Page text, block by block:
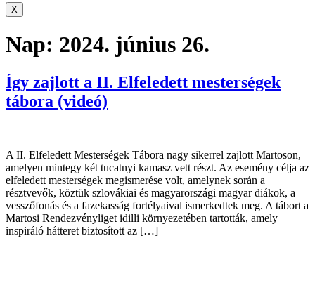
X
Nap: 2024. június 26.
Így zajlott a II. Elfeledett mesterségek
tábora (videó)
A II. Elfeledett Mesterségek Tábora nagy sikerrel zajlott Martoson,
amelyen mintegy két tucatnyi kamasz vett részt. Az esemény célja az
elfeledett mesterségek megismerése volt, amelynek során a
résztvevők, köztük szlovákiai és magyarországi magyar diákok, a
vesszőfonás és a fazekasság fortélyaival ismerkedtek meg. A tábort a
Martosi Rendezvényliget idilli környezetében tartották, amely
inspiráló hátteret biztosított az […]